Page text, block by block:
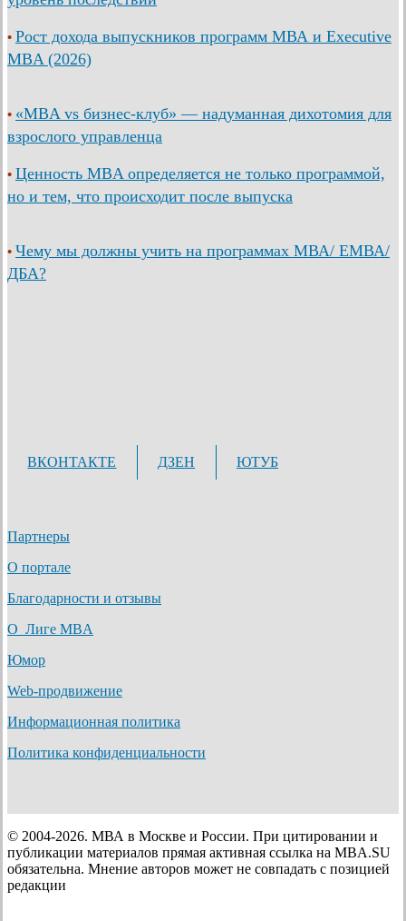
• Рост дохода выпускников программ МВА и Executive
MBA (2026)
• «MBA vs бизнес-клуб» — надуманная дихотомия для
взрослого управленца
• Ценность MBA определяется не только программой,
но и тем, что происходит после выпуска
• Чему мы должны учить на программах МВА/ ЕМВА/
ДБА?
ВКОНТАКТЕ ДЗЕН ЮТУБ
Партнеры
О портале
Благодарности и отзывы
О Лиге MBA
Юмор
Web-продвижение
Информационная политика
Политика конфиденциальности
© 2004-2026. МВА в Москве и России. При цитировании и
публикации материалов прямая активная ссылка на MBA.SU
обязательна. Мнение авторов может не совпадать с позицией
редакции